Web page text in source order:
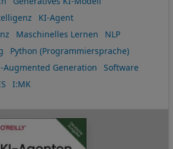
KI-Agent
Maschinelles Lernen
NLP
Python (Programmiersprache)
Augmented Generation
Software
I:MK